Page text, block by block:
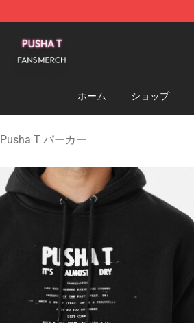
ホーム ショップ
Pusha T パーカー